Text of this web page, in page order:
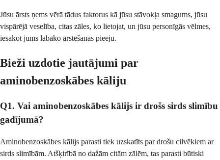
Jūsu ārsts ņems vērā tādus faktorus kā jūsu stāvokļa smagums, jūsu
vispārējā veselība, citas zāles, ko lietojat, un jūsu personīgās vēlmes,
iesakot jums labāko ārstēšanas pieeju.
Bieži uzdotie jautājumi par
aminobenzoskābes kāliju
Q1. Vai aminobenzoskābes kālijs ir drošs sirds slimību
gadījumā?
Aminobenzoskābes kālijs parasti tiek uzskatīts par drošu cilvēkiem ar
sirds slimībām. Atšķirībā no dažām citām zālēm, tas parasti būtiski